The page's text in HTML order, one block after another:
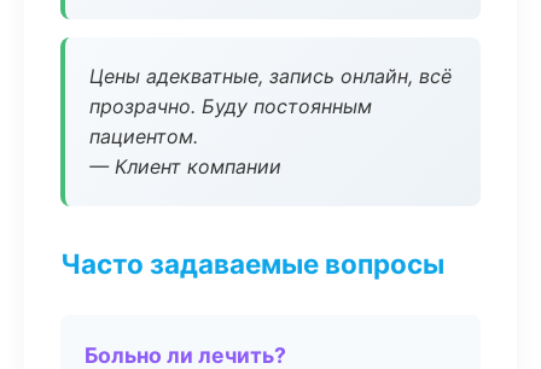
Цены адекватные, запись онлайн, всё
прозрачно. Буду постоянным
пациентом.
— Клиент компании
Часто задаваемые вопросы
Больно ли лечить?